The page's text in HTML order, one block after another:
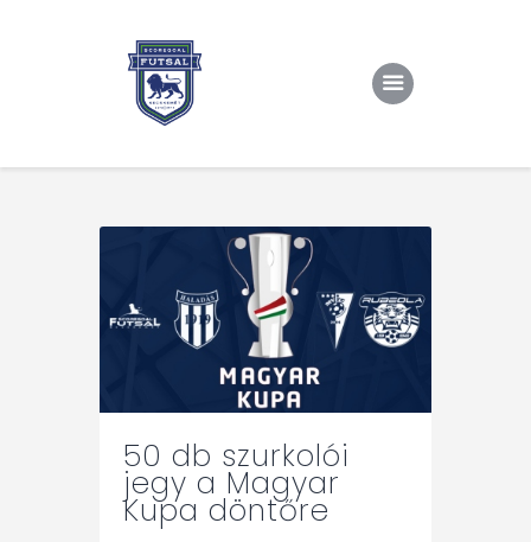
Rólunk/TAO
Eredmények, csapat
Hírek
50 db szurkolói
jegy a Magyar
Kupa döntőre